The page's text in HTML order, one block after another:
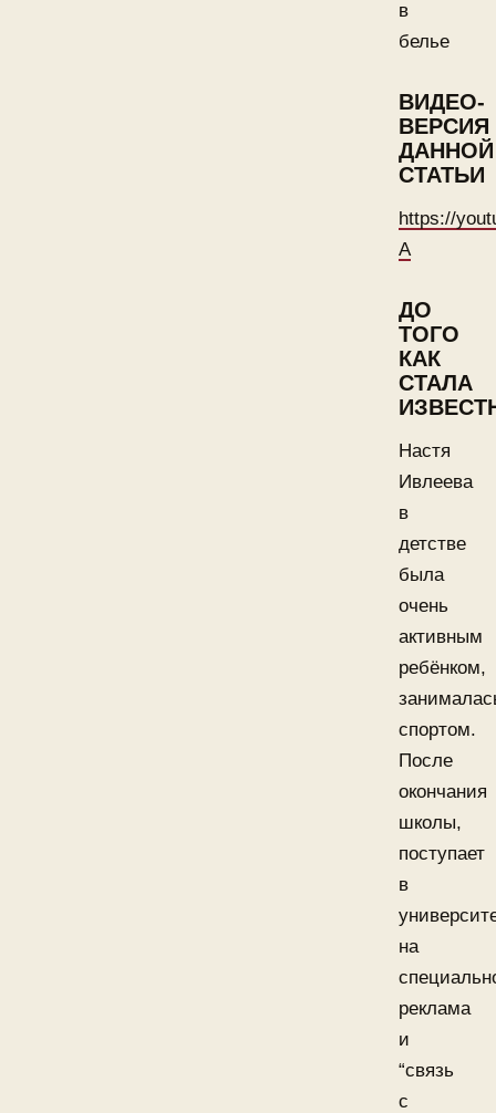
в
белье
ВИДЕО-
ВЕРСИЯ
ДАННОЙ
СТАТЬИ
https://
A
ДО
ТОГО
КАК
СТАЛА
Настя
Ивлеева
в
детстве
была
очень
активным
ребёнком,
спортом.
После
окончания
школы,
поступает
в
на
реклама
и
“связь
с